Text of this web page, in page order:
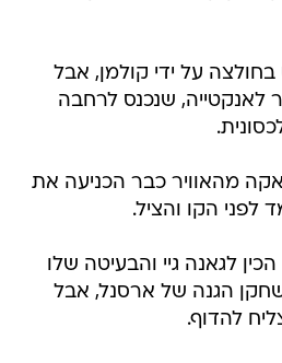
בחולצה על ידי קולמן, אבל
לאנקטייה, שנכנס לרחבה
סאקה מהאוויר כבר הכניעה את
לפני הקו והציל.
הכין לגאנה גיי והבעיטה שלו
הגנה של ארסנל, אבל
להדוף.